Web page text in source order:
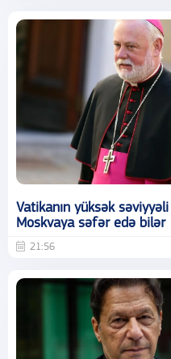
Vatikanın yüksək
Moskvaya səfər edə bilər
21:56